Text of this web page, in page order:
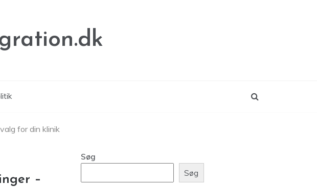
for din klinik
–
Søg
Søg